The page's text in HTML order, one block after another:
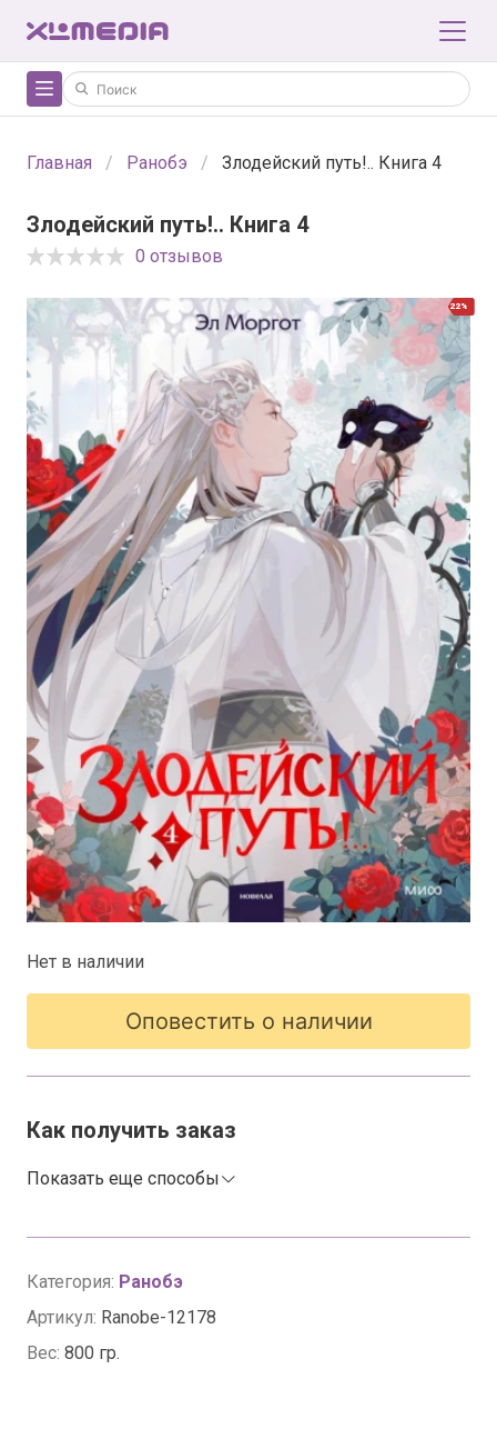
Главная Ранобэ Злодейский путь!.. Книга 4
Злодейский путь!.. Книга 4
0 отзывов
22%
Категория: Ранобэ
Артикул: Ranobe-12178
Вес: 800 гр.
Нет в наличии
Оповестить о наличии
Как получить заказ
Показать еще способы